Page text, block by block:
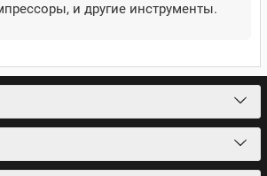
и другие инструменты.